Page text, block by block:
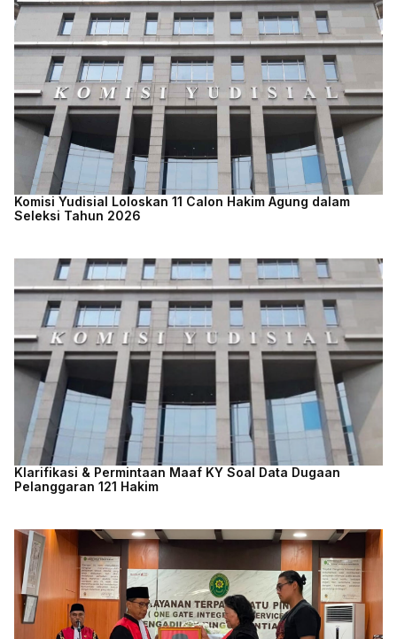
Komisi Yudisial Loloskan 11 Calon Hakim Agung dalam
Seleksi Tahun 2026
Klarifikasi & Permintaan Maaf KY Soal Data Dugaan
Pelanggaran 121 Hakim